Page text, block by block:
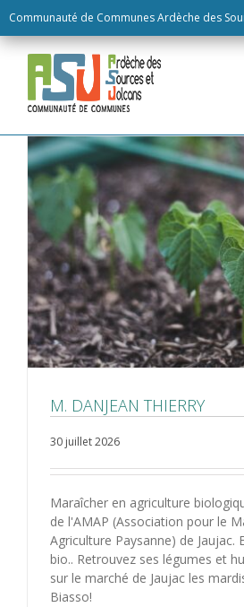
Communauté de Communes Ardèche des
to
content
M. DANJEAN THIERRY
30 juillet 2026
Maraîcher en agriculture
de l'AMAP (Association pour le
Agriculture Paysanne) de Jaujac.
bio.. Retrouvez ses légumes et
sur le marché de Jaujac les
Biasso!